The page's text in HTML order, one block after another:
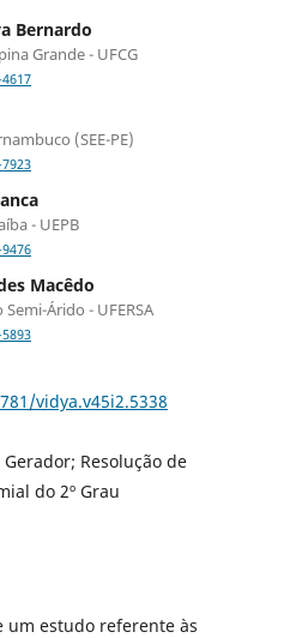
Bernardo
Grande - UFCG
(SEE-PE)
- UEPB
Macêdo
Árido - UFERSA
vidya.v45i2.5338
Resolução de
do 2º Grau
um estudo referente às